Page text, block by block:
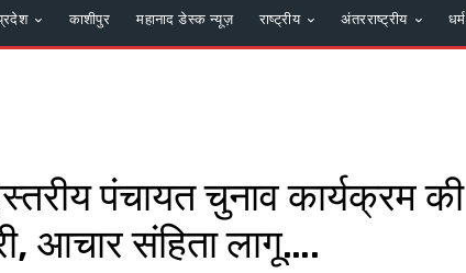
काशीपुर महानाद डेस्क न्यूज़ राष्ट्रीय अंतरराष्ट्रीय धर्म
पंचायत चुनाव कार्यक्रम की
आचार संहिता लागू….